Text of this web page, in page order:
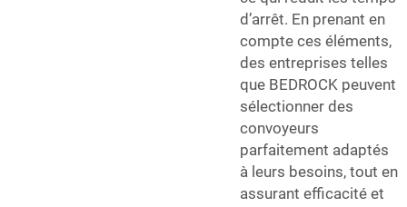
d’arrêt. En prenant en
compte ces éléments,
des entreprises telles
que BEDROCK peuvent
sélectionner des
convoyeurs
parfaitement adaptés
à leurs besoins, tout en
assurant efficacité et